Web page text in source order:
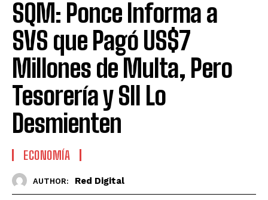
SQM: Ponce Informa a
SVS que Pagó US$7
Millones de Multa, Pero
Tesorería y SII Lo
Desmienten
ECONOMÍA
AUTHOR: Red Digital